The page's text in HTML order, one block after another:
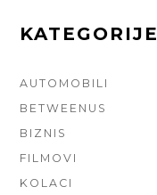
KATEGORIJE
AUTOMOBILI
BETWEENUS
BIZNIS
FILMOVI
KOLACI